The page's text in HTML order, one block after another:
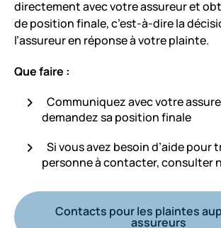
directement avec votre assureur et
de position finale, c’est-à-dire la
l’assureur en réponse à votre plainte.
Que faire :
Communiquez avec votre
demandez sa position finale
Si vous avez besoin d’aide pour
personne à contacter, consulter
Contacts pour les plaintes
assureurs